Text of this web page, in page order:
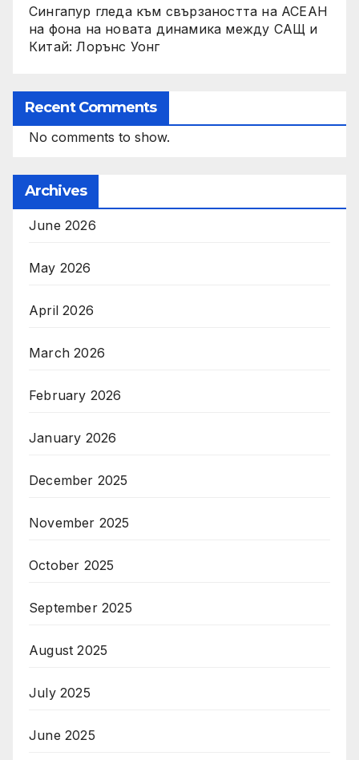
Сингапур гледа към свързаността на АСЕАН
на фона на новата динамика между САЩ и
Китай: Лорънс Уонг
Recent Comments
No comments to show.
Archives
June 2026
May 2026
April 2026
March 2026
February 2026
January 2026
December 2025
November 2025
October 2025
September 2025
August 2025
July 2025
June 2025